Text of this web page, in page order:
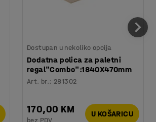
Dostupan u nekoliko opcija
Dodatna polica za paletni
regal"Combo":1840X470mm
Art. br.: 281302
170,00 KM
bez PDV
U KOŠARICU